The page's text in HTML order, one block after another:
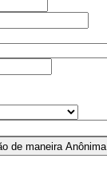
de maneira Anônima